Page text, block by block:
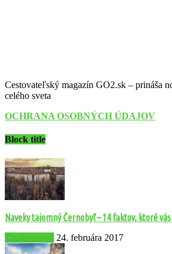
Cestovateľský magazín GO2.sk – prináša
celého sveta
OCHRANA OSOBNÝCH ÚDAJOV
Block title
Naveky tajomný Černobyľ – 14 faktov, ktoré
Zaujímavosti 24. februára 2017